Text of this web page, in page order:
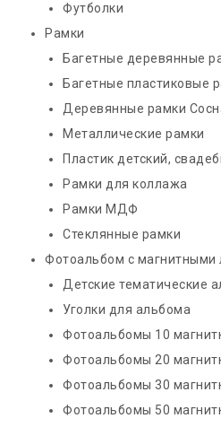
Футболки
Рамки
Багетные деревянные
Багетные пластиковые
Деревянные рамки
Металлические рамки
Пластик детский,
Рамки для коллажа
Рамки МДФ
Стеклянные рамки
Фотоальбом с магнитными
Детские тематические
Уголки для альбома
Фотоальбомы 10
Фотоальбомы 20
Фотоальбомы 30
Фотоальбомы 50